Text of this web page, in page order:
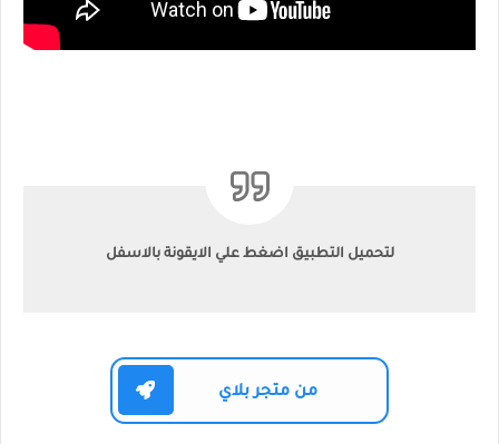
لتحميل التطبيق اضغط علي الايقونة بالاسفل
من متجر بلاي